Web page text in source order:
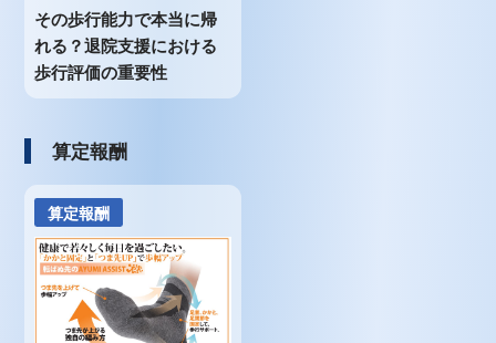
その歩行能力で本当に帰
れる？退院支援における
歩行評価の重要性
算定報酬
算定報酬